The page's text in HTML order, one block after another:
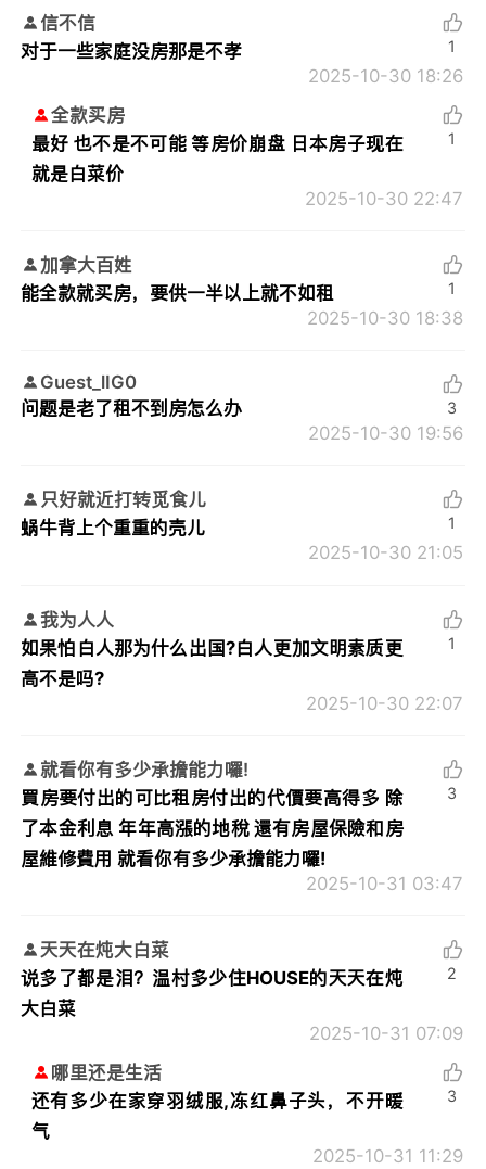
信不信
对于一些家庭没房那是不孝
2025-10-30 18:26
1
全款买房
最好 也不是不可能 等房价崩盘 日本房子现在
就是白菜价
2025-10-30 22:47
1
加拿大百姓
能全款就买房，要供一半以上就不如租
2025-10-30 18:38
1
Guest_lIG0
问题是老了租不到房怎么办
2025-10-30 19:56
3
只好就近打转觅食儿
蜗牛背上个重重的壳儿
2025-10-30 21:05
1
我为人人
如果怕白人那为什么出国?白人更加文明素质更
高不是吗?
2025-10-30 22:07
1
就看你有多少承擔能力囉!
買房要付出的可比租房付出的代價要高得多 除
了本金利息 年年高漲的地稅 還有房屋保險和房
屋維修費用 就看你有多少承擔能力囉!
2025-10-31 03:47
3
天天在炖大白菜
说多了都是泪？温村多少住HOUSE的天天在炖
大白菜
2025-10-31 07:09
2
哪里还是生活
还有多少在家穿羽绒服,冻红鼻子头，不开暖
气
2025-10-31 11:29
3